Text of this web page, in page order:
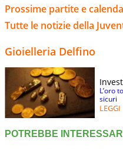
Prossime partite e
Tutte le notizie della
Gioielleria Delfino
L’oro
sicuri
LEGGI